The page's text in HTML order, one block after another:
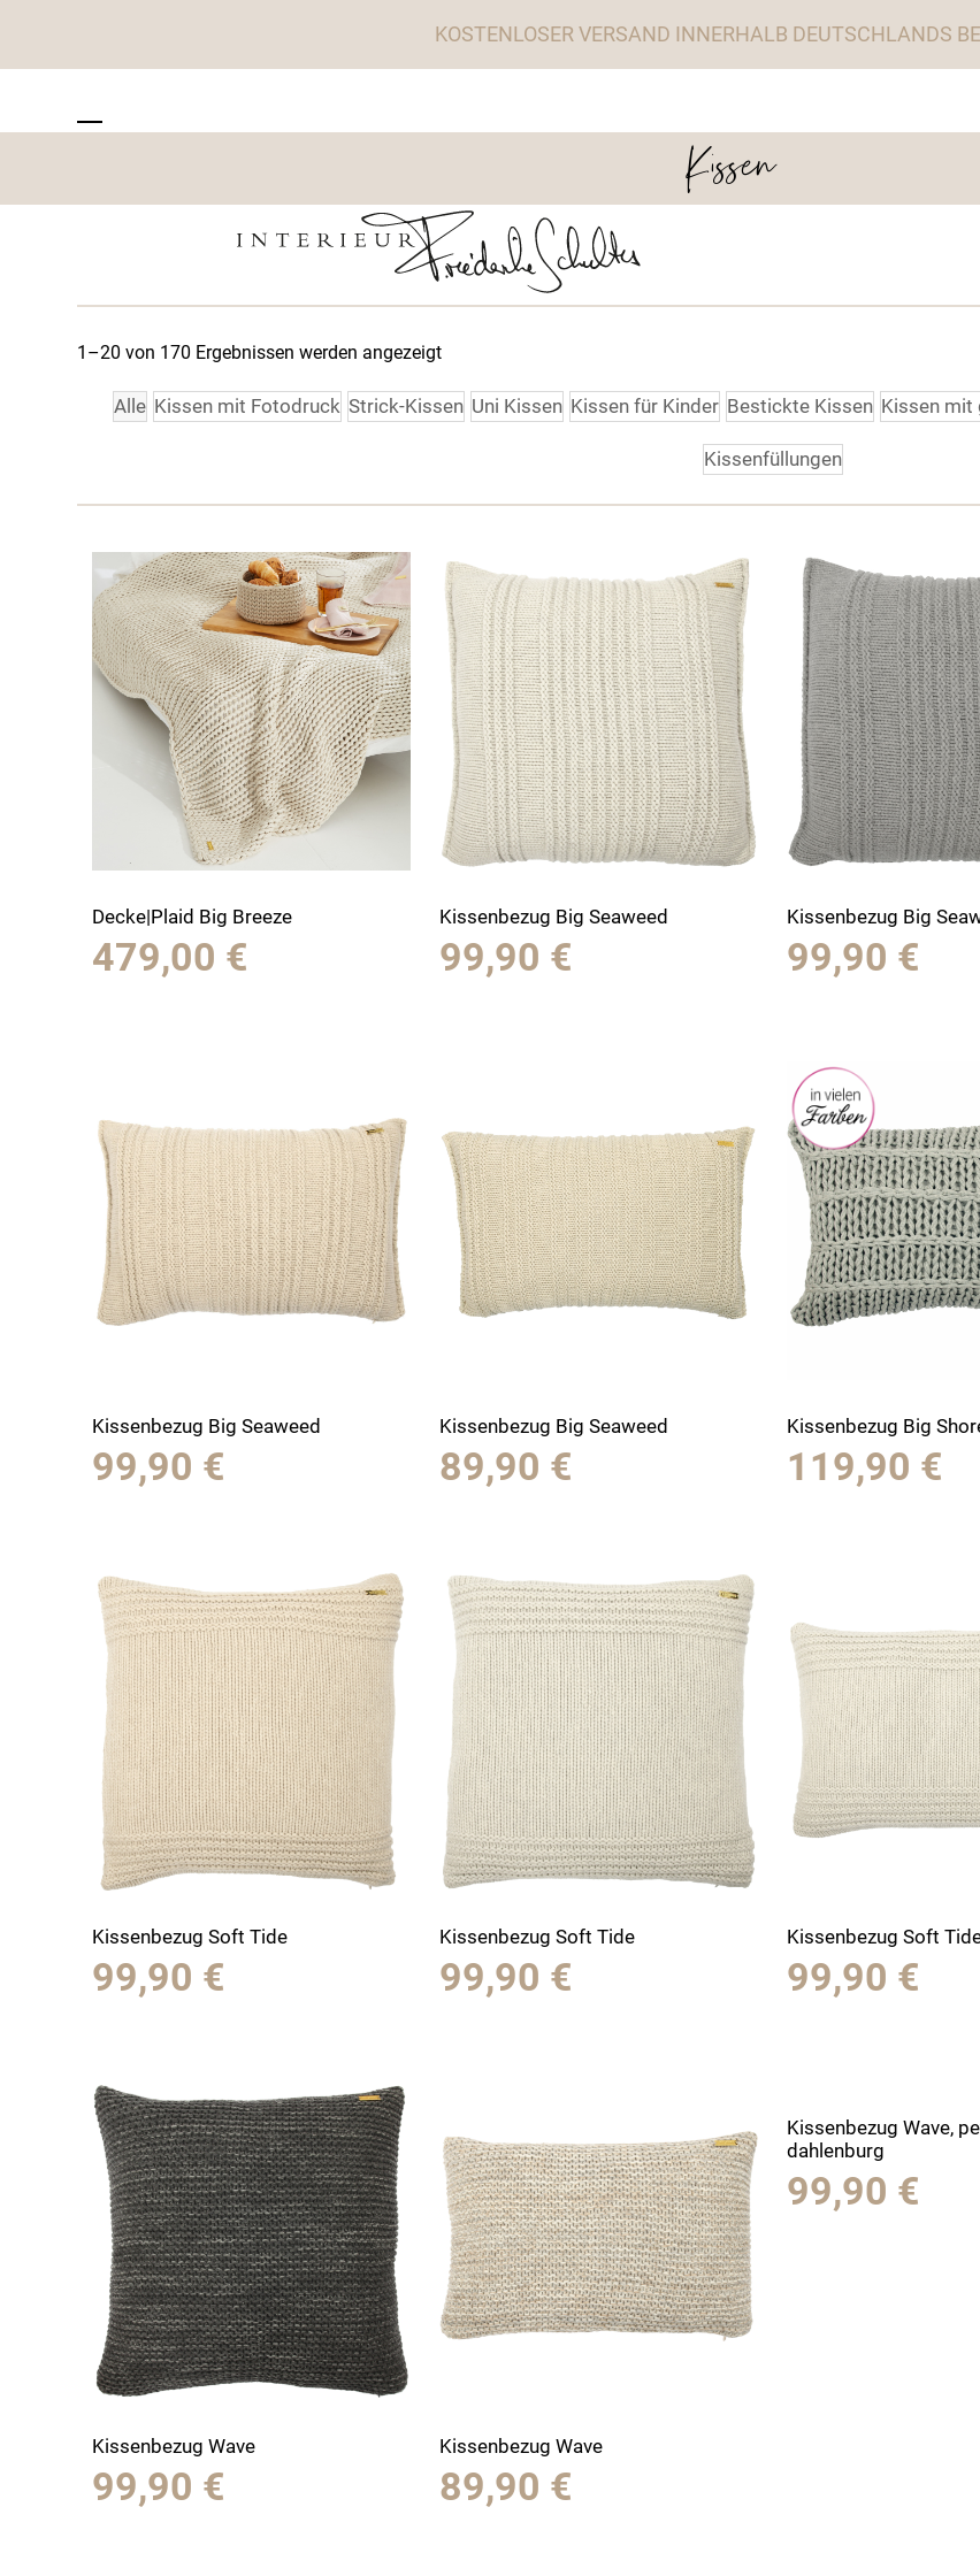
content
KOSTENLOSER VERSAND INNERHALB DEUTSCHLANDS
Kissen
1–20 von 170 Ergebnissen werden angezeigt
Alle Kissen mit Fotodruck Strick-Kissen Uni Kissen Kissen für Kinder Bestickte Kissen Kissen mit
Kissenfüllungen
Decke|Plaid Big Breeze
479,00 €
Kissenbezug Big Seaweed
99,90 €
Kissenbezug Big
99,90 €
Kissenbezug Big Seaweed
99,90 €
Kissenbezug Big Seaweed
89,90 €
Kissenbezug Big
119,90 €
Kissenbezug Soft Tide
99,90 €
Kissenbezug Soft Tide
99,90 €
Kissenbezug Soft
99,90 €
Kissenbezug Wave
99,90 €
Kissenbezug Wave
89,90 €
Kissenbezug Wave,
dahlenburg
99,90 €